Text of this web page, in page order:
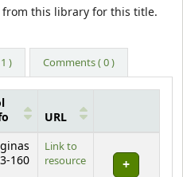
from this library for this title.
) Comments ( 0 )
URL
160
Link to
resource